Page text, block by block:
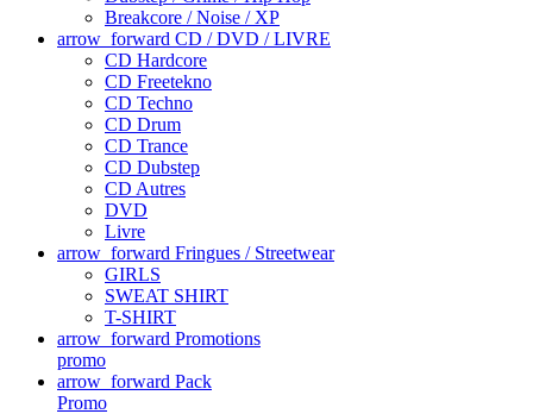
Breakcore / Noise / XP
arrow_forward CD / DVD / LIVRE
CD Hardcore
CD Freetekno
CD Techno
CD Drum
CD Trance
CD Dubstep
CD Autres
DVD
Livre
arrow_forward Fringues / Streetwear
GIRLS
SWEAT SHIRT
T-SHIRT
arrow_forward Promotions
promo
arrow_forward Pack
Promo